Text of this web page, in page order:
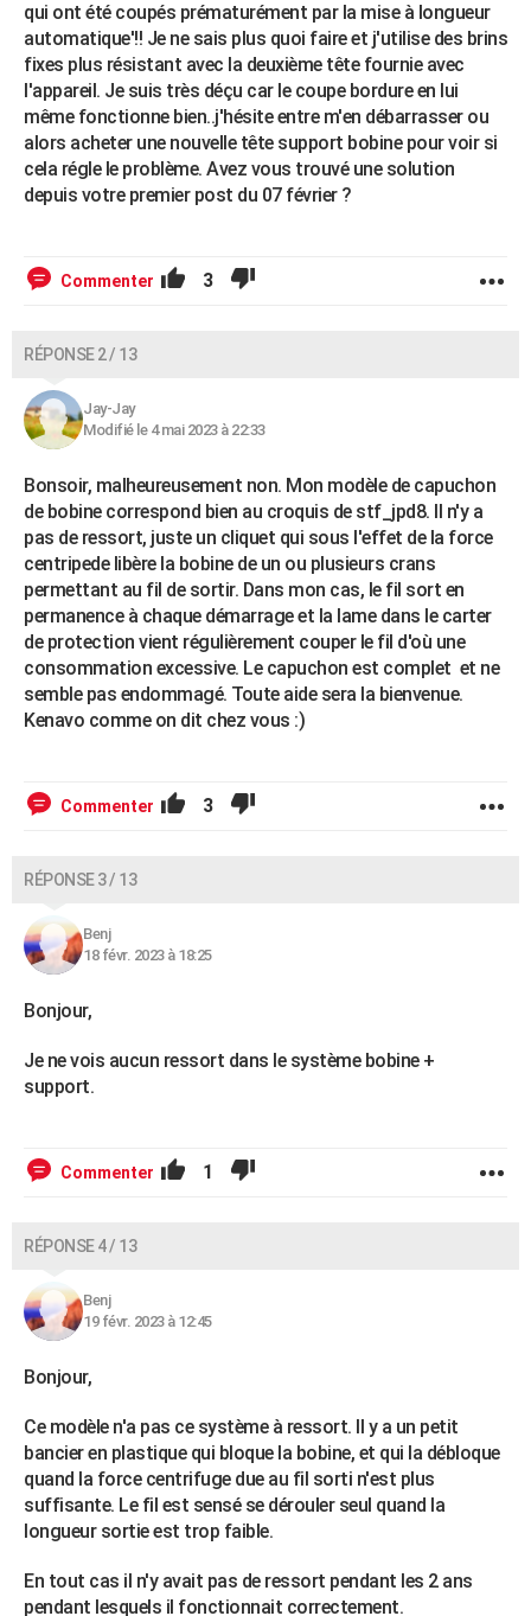
qui ont été coupés prématurément par la mise à longueur
automatique'!! Je ne sais plus quoi faire et j'utilise des brins
fixes plus résistant avec la deuxième tête fournie avec
l'appareil. Je suis très déçu car le coupe bordure en lui
même fonctionne bien..j'hésite entre m'en débarrasser ou
alors acheter une nouvelle tête support bobine pour voir si
cela régle le problème. Avez vous trouvé une solution
depuis votre premier post du 07 février ?
Commenter 3
RÉPONSE 2 / 13
Jay-Jay
Modifié le 4 mai 2023 à 22:33
Bonsoir, malheureusement non. Mon modèle de capuchon
de bobine correspond bien au croquis de stf_jpd8. Il n'y a
pas de ressort, juste un cliquet qui sous l'effet de la force
centripede libère la bobine de un ou plusieurs crans
permettant au fil de sortir. Dans mon cas, le fil sort en
permanence à chaque démarrage et la lame dans le carter
de protection vient régulièrement couper le fil d'où une
consommation excessive. Le capuchon est complet et ne
semble pas endommagé. Toute aide sera la bienvenue.
Kenavo comme on dit chez vous :)
Commenter 3
RÉPONSE 3 / 13
Benj
18 févr. 2023 à 18:25
Bonjour,
Je ne vois aucun ressort dans le système bobine +
support.
Commenter 1
RÉPONSE 4 / 13
Benj
19 févr. 2023 à 12:45
Bonjour,
Ce modèle n'a pas ce système à ressort. Il y a un petit
bancier en plastique qui bloque la bobine, et qui la débloque
quand la force centrifuge due au fil sorti n'est plus
suffisante. Le fil est sensé se dérouler seul quand la
longueur sortie est trop faible.
En tout cas il n'y avait pas de ressort pendant les 2 ans
pendant lesquels il fonctionnait correctement.